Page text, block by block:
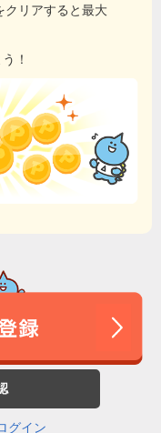
クリアすると最大
！
グイン